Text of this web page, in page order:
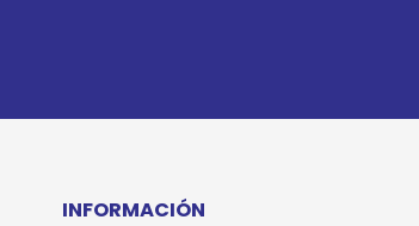
INFORMACIÓN